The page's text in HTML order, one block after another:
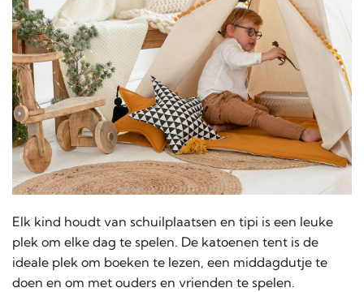
Elk kind houdt van schuilplaatsen en tipi is een leuke
plek om elke dag te spelen. De katoenen tent is de
ideale plek om boeken te lezen, een middagdutje te
doen en om met ouders en vrienden te spelen.